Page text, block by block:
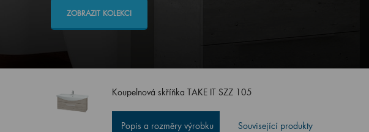
ZOBRAZIT KOLEKCI
Koupelnová skříňka TAKE IT SZZ 105
Popis a rozměry výrobku Související produkty